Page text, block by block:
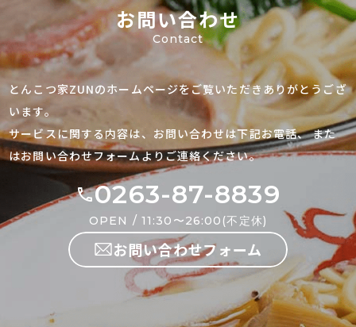
お問い合わせ
Contact
とんこつ家ZUNのホームページをご覧いただきありがとうござ
います。
サービスに関する内容は、お問い合わせは下記お電話、また
はお問い合わせフォームよりご連絡ください。
0263-87-8839
OPEN / 11:30〜26:00(不定休)
お問い合わせフォーム